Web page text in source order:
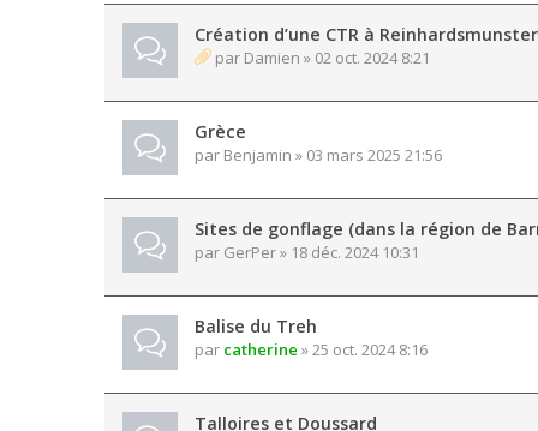
Création d’une CTR à Reinhardsmunster
par Damien » 02 oct. 2024 8:21
Grèce
par Benjamin » 03 mars 2025 21:56
Sites de gonflage (dans la région de
par GerPer» 18 déc. 2024 10:31
Balise du Treh
par catherine » 25 oct. 2024 8:16
Talloires et Doussard